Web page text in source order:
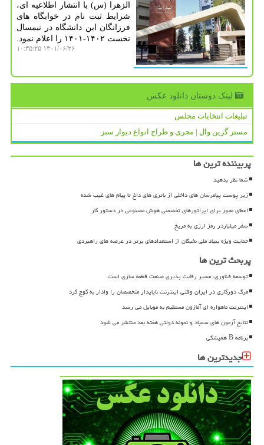
الزهرا (س) با انتشار اطلاعیه ای،
شرایط ثبت نام در خوابگاه های
فرزانگان این دانشگاه در نیمسال
نخست ۱۴۰۲-۱۴۰۱ را اعلام نمود.
۱۴۰۱/۰۶/۲۶ ۱۰:۳۵:۲۵
لینک دوستان دانلود عكس
تبلیغات انتخابات مجلس
مستر گرین وال | مجری و طراح انواع دیوار سبز
پربیننده ترین ها
شما نظر بدهید
زیر پوست پیامرسان های داخلی از باتری های داغ تا پیام های غیب شده
اعطای مجوز برای اپراتورهای تخصصی هوش مصنوعی در دستور کار
سفر میلیاردر رمز ارزی به مریخ
حمایت ویژه بنیاد ملی نخبگان از استعدادهای برتر در عرصه های راهبردی
پربحث ترین ها
توسعه فناوری، مسیر رقابت پذیری صنعت قطعه سازی است
مرگ دورکاری در ایران وقتی اینترنت ناپایدار متخصصان را وادار به کوچ کرد
اینترنت ماهواره ای آمازون مستقیم به موبایل می رسد
نتایج آزمون های سمپاد و نمونه دولتی هفته بعد منتشر می شود
برنامه B همیشگی
جدیدترین ها